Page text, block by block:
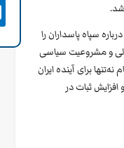
سپاه پاسداران را
و مشروعیت سیاسی
برای آینده ایران
ثبات در